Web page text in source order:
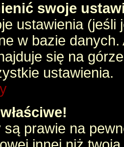
swoje
ustawienia (jeśli
w bazie
się na
ustawienia.
prawie na